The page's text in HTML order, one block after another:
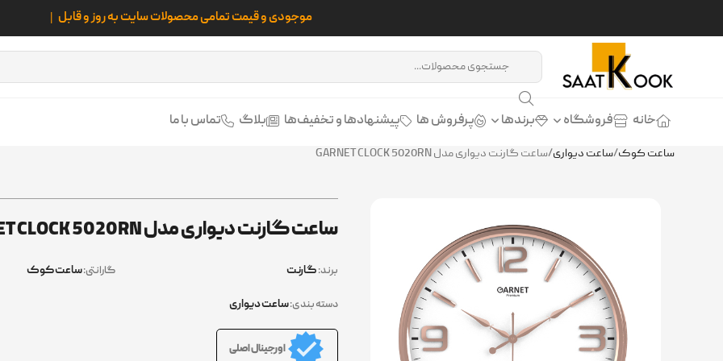
موجودی و قیمت
خانه فروشگاه برندها پرفروش ها پیشنهادها و تخفیف‌ها بلاگ تماس با ما
ساعت کوک/ساعت دیواری/ساعت گارنت دیواری مدل GARNET CLOCK 5020RN
ساعت گارنت دیواری مدل GARNET CLOCK 5020RN
برند:گارنت گارانتی:ساعت کوک
دسته بندی:ساعت دیواری
اورجینال اصلی